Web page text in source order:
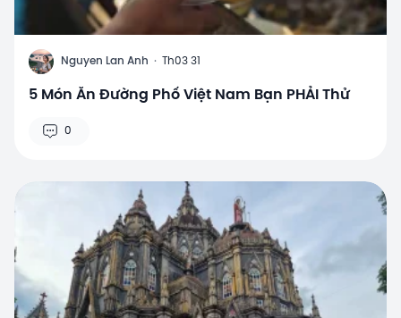
N Nguyen Lan Anh · Th03 31
5 Món Ăn Đường Phố Việt Nam Bạn PHẢI Thử
0